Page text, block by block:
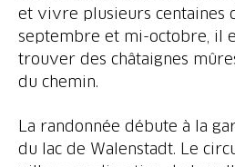
et vivre plusieurs centaines
septembre et mi-octobre, il
trouver des châtaignes
du chemin.
La randonnée débute à la
du lac de Walenstadt. Le